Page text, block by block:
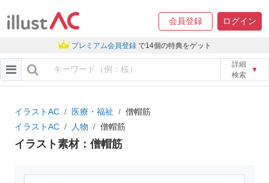
会員登録 ログイン
プレミアム会員登録 で14個の特典をゲット
詳細
検索
▼
イラストAC 医療・福祉
僧帽筋
イラストAC
人物 僧帽筋
イラスト素材：僧帽筋